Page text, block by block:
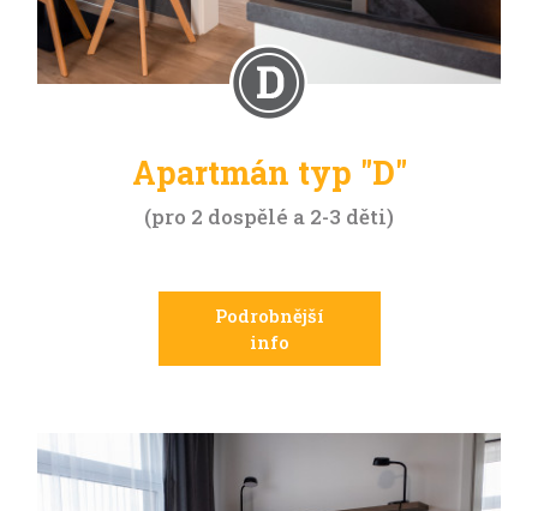
Apartmán typ "D"
pro 2 dospělé a 2-3 děti
Podrobnější
info